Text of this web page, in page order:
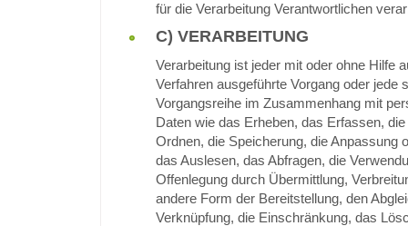
für die Verarbeitung Verantwortlichen
C) VERARBEITUNG
Verarbeitung ist jeder mit oder ohne Hilfe
Verfahren ausgeführte Vorgang oder jede
Vorgangsreihe im Zusammenhang mit
Daten wie das Erheben, das Erfassen,
Ordnen, die Speicherung, die Anpassung
das Auslesen, das Abfragen, die
Offenlegung durch Übermittlung,
andere Form der Bereitstellung, den
Verknüpfung, die Einschränkung, das